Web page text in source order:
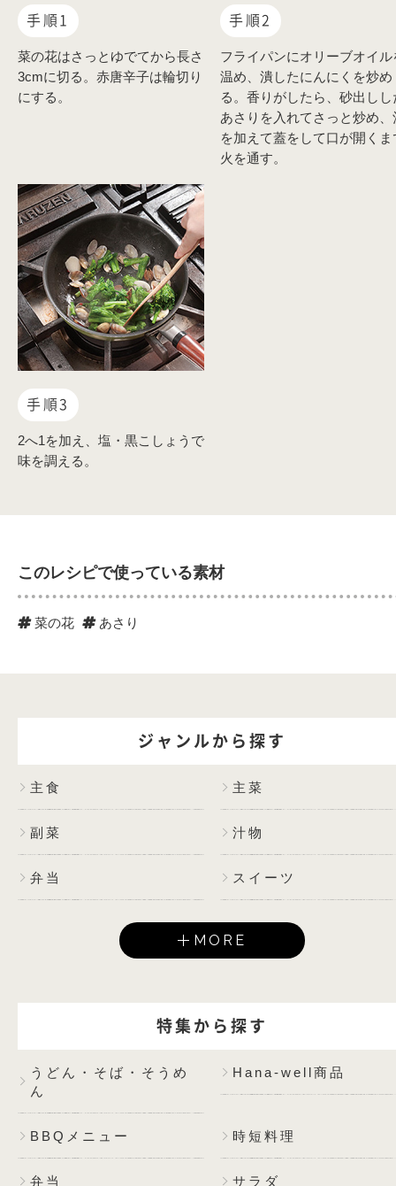
手順1
菜の花はさっとゆでてから長さ
3cmに切る。赤唐辛子は輪切り
にする。
手順2
フライパンにオリーブオイル
温め、潰したにんにくを炒め
る。香りがしたら、砂出しし
あさりを入れてさっと炒め、
を加えて蓋をして口が開くま
火を通す。
手順3
2へ1を加え、塩・黒こしょうで
味を調える。
このレシピで使っている素材
菜の花 あさり
ジャンルから探す
主食 主菜
副菜 汁物
弁当 スイーツ
MORE
特集から探す
うどん・そば・そうめ
ん
Hana-well商品
BBQメニュー 時短料理
弁当 サラダ